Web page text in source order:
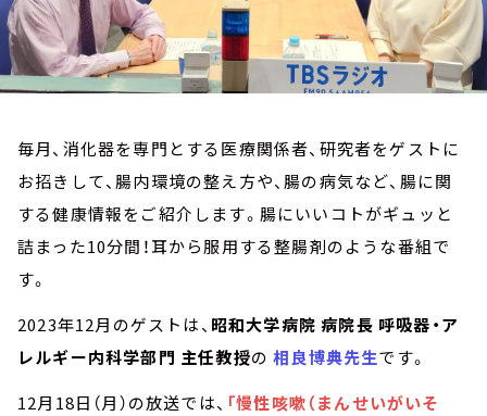
毎月、消化器を専門とする医療関係者、研究者をゲストに
お招きして、腸内環境の整え方や、腸の病気など、腸に関
する健康情報をご紹介します。腸にいいコトがギュッと
詰まった10分間！耳から服用する整腸剤のような番組で
す。
2023年12月のゲストは、 昭和大学病院 病院長 呼吸器・ア
レルギー内科学部門 主任教授の相良博典先生です。
12月18日（月）の放送では、 「慢性咳嗽（まんせいがいそ